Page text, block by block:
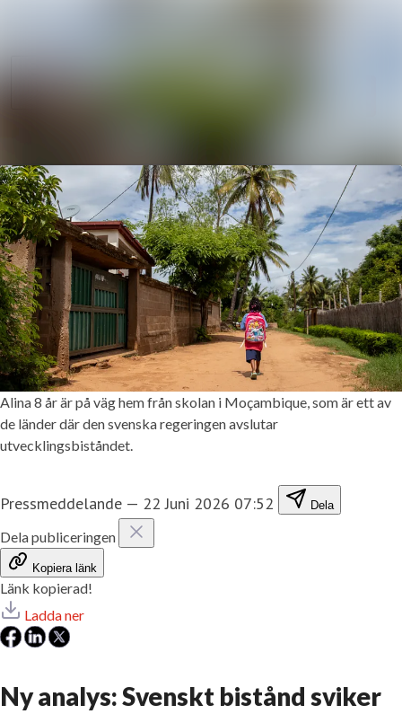
Alina 8 år är på väg hem från skolan i Moçambique, som är ett av
de länder där den svenska regeringen avslutar
utvecklingsbiståndet.
Pressmeddelande — 22 Juni 2026 07:52 Dela
Dela publiceringen
Kopiera länk
Länk kopierad!
Ladda ner
Ny analys: Svenskt bistånd sviker